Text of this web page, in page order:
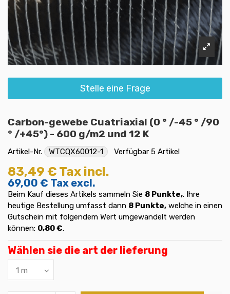
Stelle eine Frage
Carbon-gewebe Cuatriaxial (0 ° /-45 ° /90
° /+45°) - 600 g/m2 und 12 K
Artikel-Nr. WTCQX60012-1 Verfügbar 5 Artikel
83,49 € Tax incl.
69,00 € Tax excl.
Beim Kauf dieses Artikels sammeln Sie 8 Punkte,. Ihre
heutige Bestellung umfasst dann 8 Punkte, welche in einen
Gutschein mit folgendem Wert umgewandelt werden
können: 0,80 €.
Wählen sie die art der lieferung